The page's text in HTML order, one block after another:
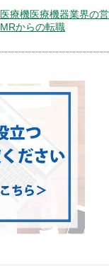
医療機医療機器業界の
MRからの転職